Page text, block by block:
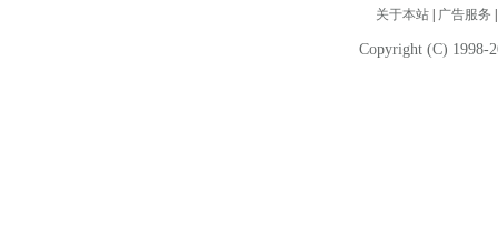
关于本站| 广告服务
Copyright (C) 1998-